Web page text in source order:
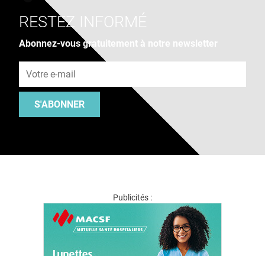
RESTEZ INFORMÉ
Abonnez-vous gratuitement à notre newsletter
S'ABONNER
Publicités :